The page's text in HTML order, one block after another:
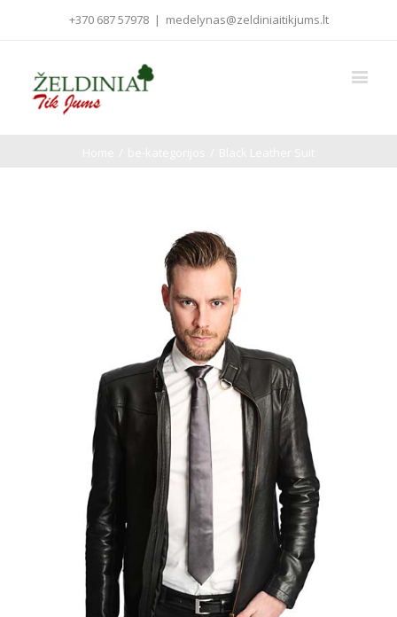
+370 687 57978 | medelynas@zeldiniaitikjums.lt